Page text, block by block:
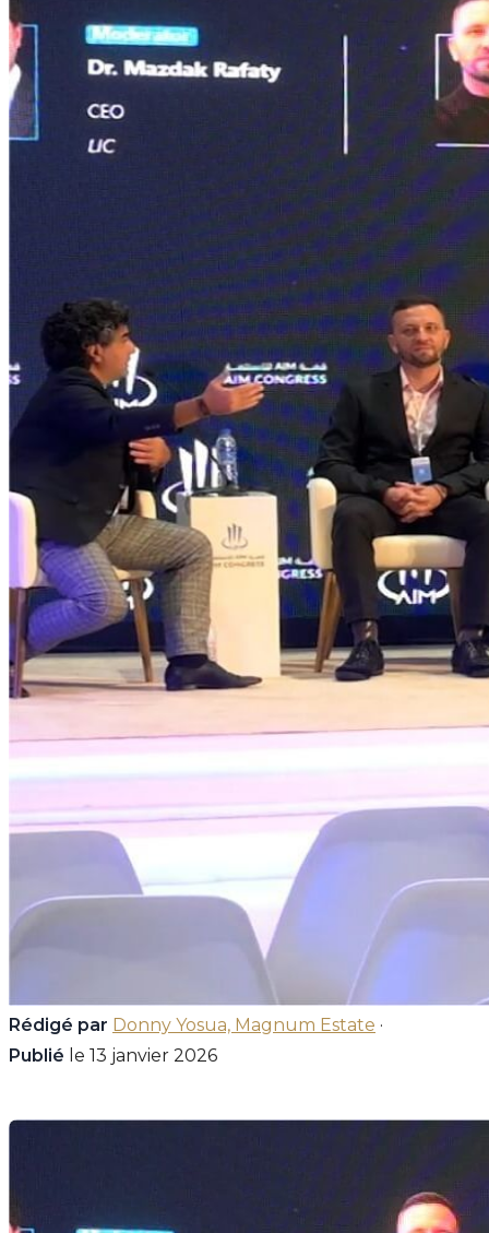
Rédigé par Donny Yosua, Magnum Estate ·
Publié le 13 janvier 2026